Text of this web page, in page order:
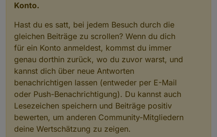
Konto.
Hast du es satt, bei jedem Besuch durch die
gleichen Beiträge zu scrollen? Wenn du dich
für ein Konto anmeldest, kommst du immer
genau dorthin zurück, wo du zuvor warst, und
kannst dich über neue Antworten
benachrichtigen lassen (entweder per E-Mail
oder Push-Benachrichtigung). Du kannst auch
Lesezeichen speichern und Beiträge positiv
bewerten, um anderen Community-Mitgliedern
deine Wertschätzung zu zeigen.